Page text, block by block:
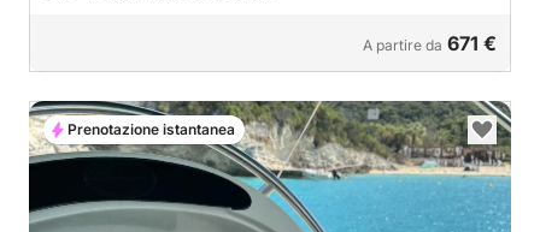
A partire da 671 €
Prenotazione istantanea